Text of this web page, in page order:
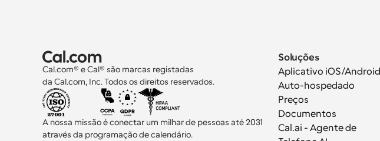
Cal.com® e Cal® são marcas registadas
da Cal.com, Inc. Todos os direitos reservados.
A nossa missão é conectar um milhar de pessoas até 2031
através da programação de calendário.
Soluções
Aplicativo iOS/Android
Auto-hospedado
Preços
Documentos
Cal.ai - Agente de